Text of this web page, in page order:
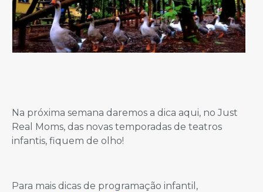
Na próxima semana daremos a dica aqui, no Just
Real Moms, das novas temporadas de teatros
infantis, fiquem de olho!
Para mais dicas de programação infantil,